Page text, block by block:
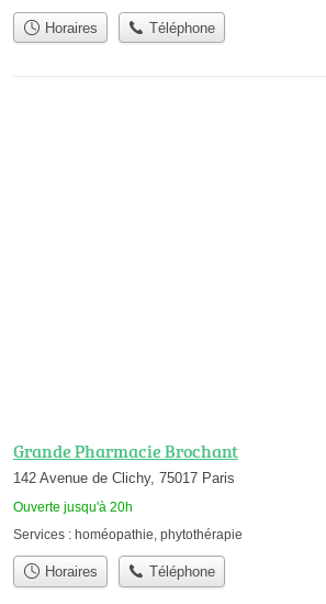
Horaires Téléphone
Grande Pharmacie Brochant
142 Avenue de Clichy, 75017 Paris
Ouverte jusqu'à 20h
Services : homéopathie, phytothérapie
Horaires Téléphone